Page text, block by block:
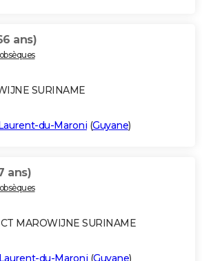
ans)
SURINAME
du-Maroni (Guyane)
ans)
MAROWIJNE SURINAME
du-Maroni (Guyane)